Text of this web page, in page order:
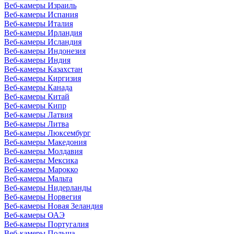
Веб-камеры Израиль
Веб-камеры Испания
Веб-камеры Италия
Веб-камеры Ирландия
Веб-камеры Исландия
Веб-камеры Индонезия
Веб-камеры Индия
Веб-камеры Казахстан
Веб-камеры Киргизия
Веб-камеры Канада
Веб-камеры Китай
Веб-камеры Кипр
Веб-камеры Латвия
Веб-камеры Литва
Веб-камеры Люксембург
Веб-камеры Македония
Веб-камеры Молдавия
Веб-камеры Мексика
Веб-камеры Марокко
Веб-камеры Мальта
Веб-камеры Нидерланды
Веб-камеры Норвегия
Веб-камеры Новая Зеландия
Веб-камеры ОАЭ
Веб-камеры Португалия